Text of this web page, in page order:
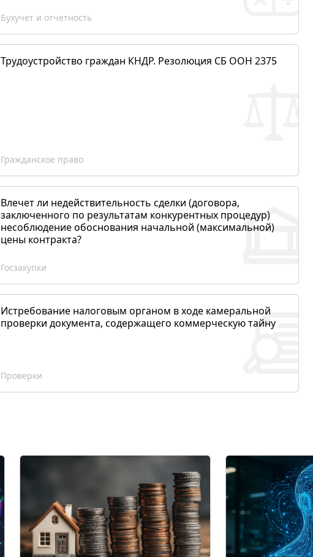
Бухучет и отчетность
Трудоустройство граждан КНДР. Резолюция СБ ООН 2375
Гражданское право
Влечет ли недействительность сделки (договора,
заключенного по результатам конкурентных процедур)
несоблюдение обоснования начальной (максимальной)
цены контракта?
Госзакупки
Истребование налоговым органом в ходе камеральной
проверки документа, содержащего коммерческую тайну
Проверки